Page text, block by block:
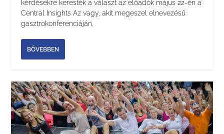
kérdésekre keresték a választ az előadók május 22-én a
Central Insights Az vagy, akit megeszel elnevezésű
gasztrokonferenciáján.
BŐVEBBEN